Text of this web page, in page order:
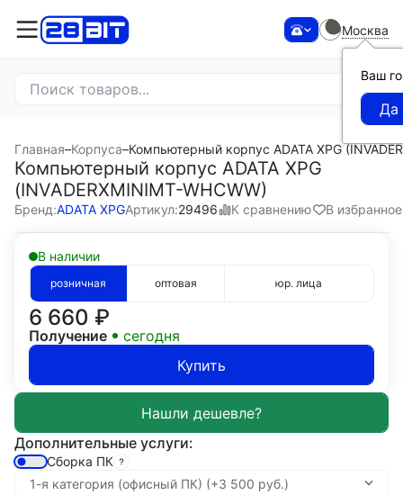
Москва
Ваш
Главная–Корпуса–Компьютерный корпус ADATA XPG
Компьютерный корпус ADATA XPG
(INVADERXMINIMT-WHCWW)
Бренд:ADATA XPGАртикул:29496 К сравнению В избранное
В наличии
розничная оптовая юр. лица
6 660 ₽
Получение
сегодня
Купить
Дополнительные услуги:
Сборка ПК